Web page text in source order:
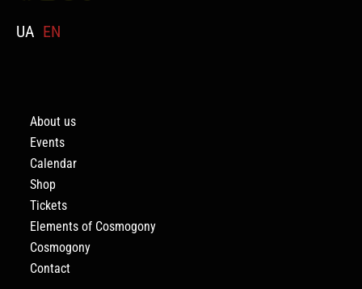
UA EN
About us
Events
Calendar
Shop
Tickets
Elements of Cosmogony
Cosmogony
Contact